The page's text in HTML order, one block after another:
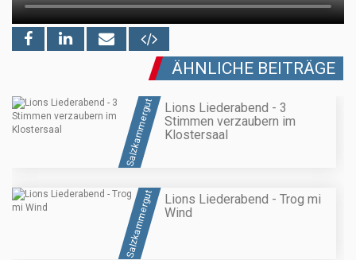
ÄHNLICHE BEITRÄGE
Salzkammergut
Lions Liederabend - 3
Stimmen verzaubern im
Klostersaal
Salzkammergut
Lions Liederabend - Trog mi
Wind